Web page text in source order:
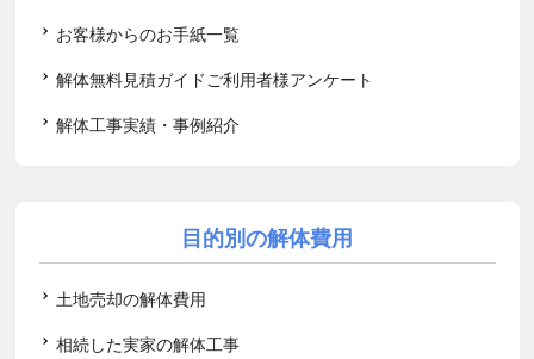
お客様からのお手紙一覧
解体無料見積ガイドご利用者様アンケート
解体工事実績・事例紹介
目的別の解体費用
土地売却の解体費用
相続した実家の解体工事